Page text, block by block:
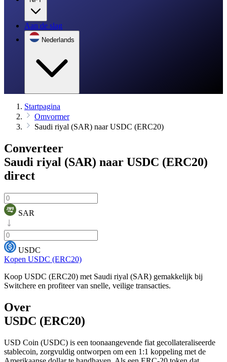
Aan de slag
Nederlands
Startpagina
Omvormer
Saudi riyal (SAR) naar USDC (ERC20)
Converteer
Saudi riyal (SAR) naar USDC (ERC20)
direct
SAR
USDC
Kopen USDC (ERC20)
Koop USDC (ERC20) met Saudi riyal (SAR) gemakkelijk bij
Switchere en profiteer van snelle, veilige transacties.
Over
USDC (ERC20)
USD Coin (USDC) is een toonaangevende fiat gecollateraliseerde
stablecoin, zorgvuldig ontworpen om een 1:1 koppeling met de